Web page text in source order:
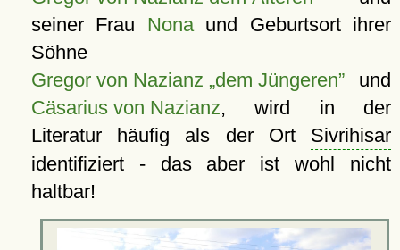
seiner Frau Nonaund Geburtsort ihrer
Söhne
Gregor von Nazianz „dem Jüngeren”und
Cäsarius von Nazianz, wird in der
Literatur häufig als der Ort Sivrihisar
identifiziert - das aber ist wohl nicht
haltbar!